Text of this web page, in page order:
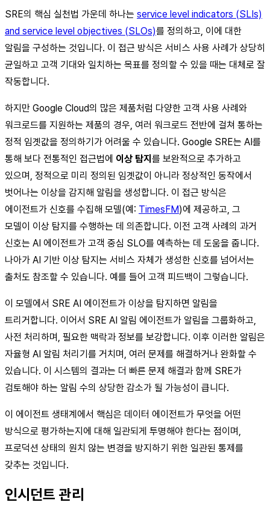
SRE의 핵심 실천법 가운데 하나는 service level indicators (SLIs)
and service level objectives (SLOs)를 정의하고, 이에 대한
알림을 구성하는 것입니다. 이 접근 방식은 서비스 사용 사례가 상당히
균일하고 고객 기대와 일치하는 목표를 정의할 수 있을 때는 대체로 잘
작동합니다.
하지만 Google Cloud의 많은 제품처럼 다양한 고객 사용 사례와
워크로드를 지원하는 제품의 경우, 여러 워크로드 전반에 걸쳐 통하는
정적 임곗값을 정의하기가 어려울 수 있습니다. Google SRE는 AI를
통해 보다 전통적인 접근법에 이상 탐지 를 보완적으로 추가하고
있으며, 정적으로 미리 정의된 임곗값이 아니라 정상적인 동작에서
벗어나는 이상을 감지해 알림을 생성합니다. 이 접근 방식은
에이전트가 신호를 수집해 모델(예: TimesFM)에 제공하고, 그
모델이 이상 탐지를 수행하는 데 의존합니다. 이전 고객 사례의 과거
신호는 AI 에이전트가 고객 중심 SLO를 예측하는 데 도움을 줍니다.
나아가 AI 기반 이상 탐지는 서비스 자체가 생성한 신호를 넘어서는
출처도 참조할 수 있습니다. 예를 들어 고객 피드백이 그렇습니다.
이 모델에서 SRE AI 에이전트가 이상을 탐지하면 알림을
트리거합니다. 이어서 SRE AI 알림 에이전트가 알림을 그룹화하고,
사전 처리하며, 필요한 맥락과 정보를 보강합니다. 이후 이러한 알림은
자율형 AI 알림 처리기를 거치며, 여러 문제를 해결하거나 완화할 수
있습니다. 이 시스템의 결과는 더 빠른 문제 해결과 함께 SRE가
검토해야 하는 알림 수의 상당한 감소가 될 가능성이 큽니다.
이 에이전트 생태계에서 핵심은 데이터 에이전트가 무엇을 어떤
방식으로 평가하는지에 대해 일관되게 투명해야 한다는 점이며,
프로덕션 상태의 원치 않는 변경을 방지하기 위한 일관된 통제를
갖추는 것입니다.
인시던트 관리